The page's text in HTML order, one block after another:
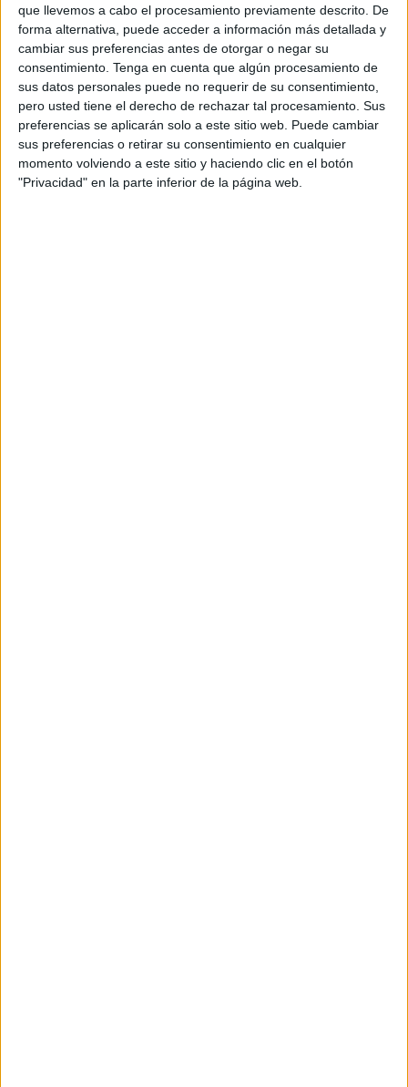
que llevemos a cabo el procesamiento previamente descrito. De
forma alternativa, puede acceder a información más detallada y
cambiar sus preferencias antes de otorgar o negar su
consentimiento. Tenga en cuenta que algún procesamiento de
sus datos personales puede no requerir de su consentimiento,
pero usted tiene el derecho de rechazar tal procesamiento. Sus
preferencias se aplicarán solo a este sitio web. Puede cambiar
sus preferencias o retirar su consentimiento en cualquier
momento volviendo a este sitio y haciendo clic en el botón
"Privacidad" en la parte inferior de la página web.
Esta entidad se declara consciente de que reducir la
contaminaciónes un reto para todas las
administraciones, no sólo la estatal, como se recoge en la
reciente legislación en materia de eficiencia energética a
través del Real Decreto Ley 14/2022, de 1 de agosto.
Los ayuntamientos, y en especial los de las grandes
ciudades, han venido tomando diversas medidas